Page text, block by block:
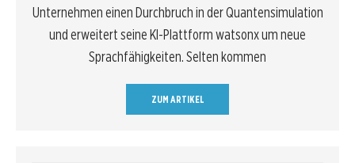
Unternehmen einen Durchbruch in der Quantensimulation
und erweitert seine KI-Plattform watsonx um neue
Sprachfähigkeiten. Selten kommen
ZUM ARTIKEL